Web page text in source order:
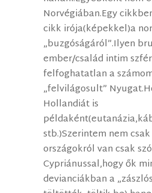
Norvégiában.Egy
cikk irója(képekkel)a
„buzgóságáról”.Ilyen
ember/család intim
felfoghatatlan a
„felvilágosult”
Hollandiát is
stb.)Szerintem nem
országokról van csak
Cypriánussal,hogy ők
devianciákban a